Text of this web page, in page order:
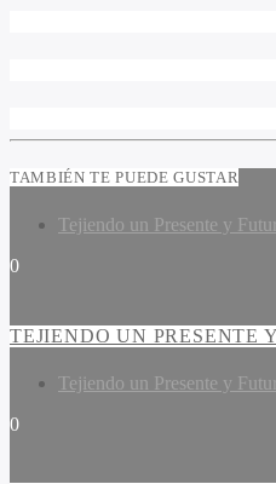
TAMBIÉN TE PUEDE GUSTAR
Tejiendo un Presente y
0
TEJIENDO UN PRESENTE
Tejiendo un Presente y
0